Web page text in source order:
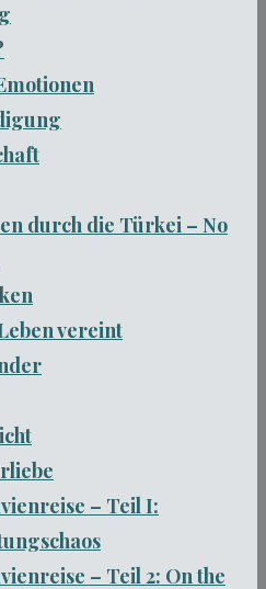
durch die Türkei – No
vereint
– Teil I:
– Teil 2: On the